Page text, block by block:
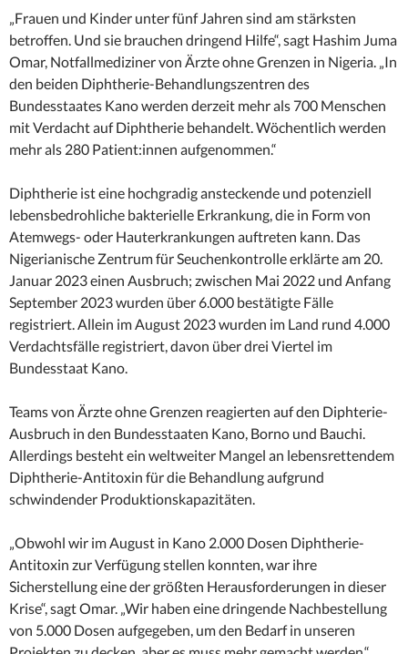
„Frauen und Kinder unter fünf Jahren sind am stärksten
betroffen. Und sie brauchen dringend Hilfe“, sagt Hashim Juma
Omar, Notfallmediziner von Ärzte ohne Grenzen in Nigeria. „In
den beiden Diphtherie-Behandlungszentren des
Bundesstaates Kano werden derzeit mehr als 700 Menschen
mit Verdacht auf Diphtherie behandelt. Wöchentlich werden
mehr als 280 Patient:innen aufgenommen.“
Diphtherie ist eine hochgradig ansteckende und potenziell
lebensbedrohliche bakterielle Erkrankung, die in Form von
Atemwegs- oder Hauterkrankungen auftreten kann. Das
Nigerianische Zentrum für Seuchenkontrolle erklärte am 20.
Januar 2023 einen Ausbruch; zwischen Mai 2022 und Anfang
September 2023 wurden über 6.000 bestätigte Fälle
registriert. Allein im August 2023 wurden im Land rund 4.000
Verdachtsfälle registriert, davon über drei Viertel im
Bundesstaat Kano.
Teams von Ärzte ohne Grenzen reagierten auf den Diphterie-
Ausbruch in den Bundesstaaten Kano, Borno und Bauchi.
Allerdings besteht ein weltweiter Mangel an lebensrettendem
Diphtherie-Antitoxin für die Behandlung aufgrund
schwindender Produktionskapazitäten.
„Obwohl wir im August in Kano 2.000 Dosen Diphtherie-
Antitoxin zur Verfügung stellen konnten, war ihre
Sicherstellung eine der größten Herausforderungen in dieser
Krise“, sagt Omar. „Wir haben eine dringende Nachbestellung
von 5.000 Dosen aufgegeben, um den Bedarf in unseren